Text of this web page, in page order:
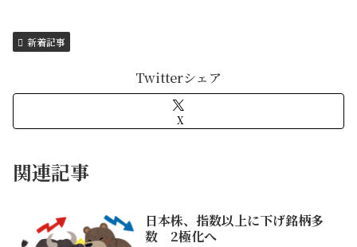
新着記事
Twitterシェア
X
関連記事
日本株、指数以上に下げ銘柄多
数 2極化へ